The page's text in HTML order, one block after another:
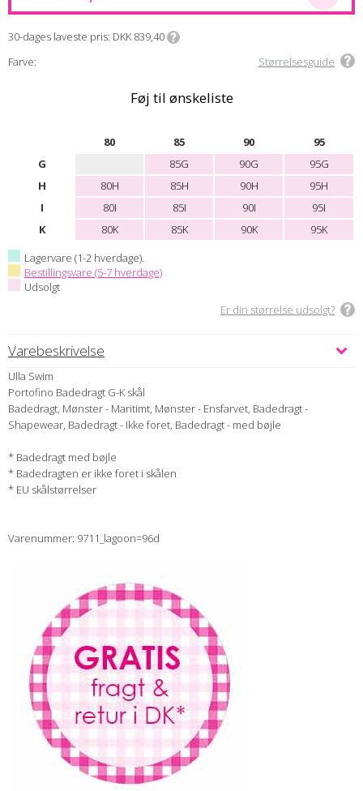
30-dages laveste pris DKK 839,40
Farve:
Størrelsesguide
Føj til ønskeliste
80 85 90
95
G
85G 90G
95G
H
80H 85H 90H
95H
I
80I 85I 90I
95I
K
80K 85K 90K
95K
Lagervare (1-2 hverdage).
Bestillingsvare (5-7 hverdage)
Udsolgt
Er din størrelse udsolgt?
Varebeskrivelse
Ulla Swim
Portofino Badedragt G-K skål
Badedragt, Mønster - Maritimt, Mønster - Ensfarvet, Badedragt -
Shapewear, Badedragt - Ikke foret, Badedragt - med bøjle
* Badedragt med bøjle
* Badedragten er ikke foret i skålen
* EU skålstørrelser
Varenummer: 9711_lagoon=96d